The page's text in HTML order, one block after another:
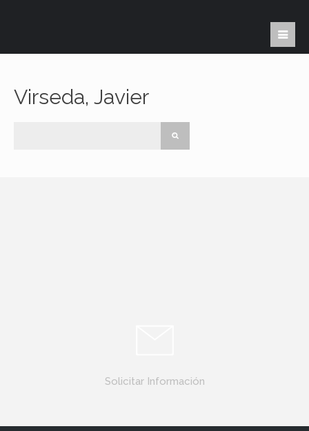
Virseda, Javier
Solicitar Información